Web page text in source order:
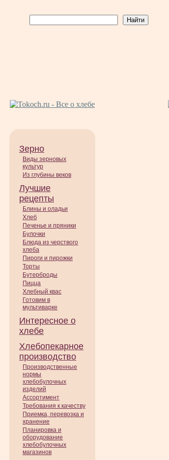
Зерно
Виды зерновых
культур
Из глубины веков
Лучшие
рецепты
Блины и оладьи
Хлеб
Печенье и пряники
Булочки
Блюда из черствого
хлеба
Пироги и пирожки
Торты
Бутерброды
Пицца
Хлебный квас
Готовим в
мультиварке
Интересное о
хлебе
Хлебопекарное
производство
Производственные
нормы
хлебобулочных
изделий
Ассортимент
Требования к качеству
Приемка, перевозка и
хранение
Планировка и
оборудование
хлебобулочных
магазинов